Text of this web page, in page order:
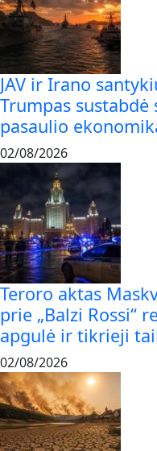
JAV ir Irano
Trumpas
pasaulio
02/08/2026
Teroro aktas
prie „Balzi Rossi“
apgulė ir tikrieji
02/08/2026